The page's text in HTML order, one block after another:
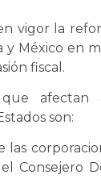
vigor la
y México en
fiscal.
afectan
son:
las
Consejero